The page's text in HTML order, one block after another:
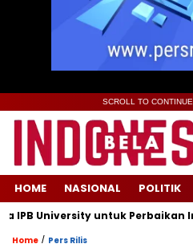
SCROLL TO
HOME NASIONAL POLITIK
University untuk Perbaikan
Home / Pers Rilis